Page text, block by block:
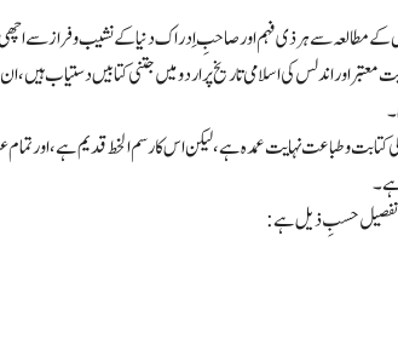
کے مطالعہ سے ہر ذی فہم اور صاحبِ اِدراک دنیا کے نشیب و فراز سے
و طباعت نہایت عمدہ ہے، لیکن اس کا رسم الخط قدیم ہے، اور
ہے۔
وہ تفصیل حسبِ ذیل ہے: